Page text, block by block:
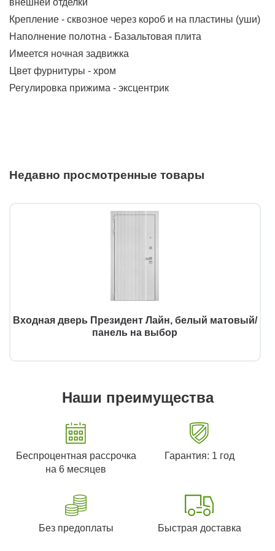
Крепление - сквозное через короб и на пластины (уши)
Наполнение полотна - Базальтовая плита
Имеется ночная задвижка
Цвет фурнитуры - хром
Регулировка прижима - эксцентрик
Недавно просмотренные товары
Входная дверь Президент Лайн, белый матовый/
панель на выбор
Наши преимущества
Беспроцентная рассрочка
на 6 месяцев
Гарантия: 1 год
Без предоплаты Быстрая доставка